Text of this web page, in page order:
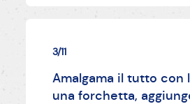
3/11
Amalgama il tutto con
una forchetta,